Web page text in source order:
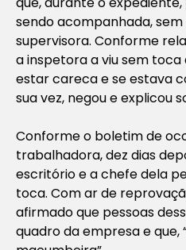
sendo acompanhada,
supervisora. Conforme
a inspetora a viu sem toca
estar careca e se estava
sua vez, negou e explicou
Conforme o boletim de
trabalhadora, dez dias
escritório e a chefe dela
toca. Com ar de
afirmado que pessoas
quadro da empresa e que,